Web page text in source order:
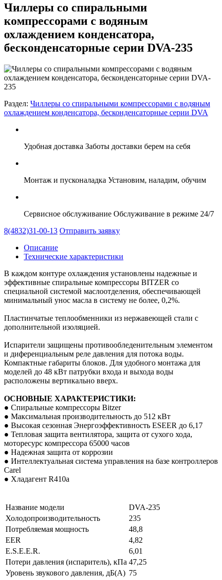
Чиллеры со спиральными
компрессорами с водяным
охлаждением конденсатора,
бесконденсаторные серии DVA-235
Раздел: Чиллеры со спиральными компрессорами с водяным
охлаждением конденсатора, бесконденсаторные серии DVA
Удобная доставка Заботы доставки берем на себя
Монтаж и пусконаладка Установим, наладим, обучим
Сервисное обслуживание Обслуживание в режиме 24/7
8(4832)31-00-13 Отправить заявку
Описание
Технические характеристики
В каждом контуре охлаждения установлены надежные и
эффективные спиральные компрессоры BITZER со
специальной системой маслоотделения, обеспечивающей
минимальный унос масла в систему не более, 0,2%.
Пластинчатые теплообменники из нержавеющей стали с
дополнительной изоляцией.
Испарители защищены противообледенительным элементом
и диференциальным реле давления для потока воды.
Компактные габариты блоков. Для удобного монтажа для
моделей до 48 кВт патрубки входа и выхода воды
расположены вертикально вверх.
ОСНОВНЫЕ ХАРАКТЕРИСТИКИ:
● Спиральные компрессоры Bitzer
● Максимальная производительность до 512 кВт
● Высокая сезонная Энергоэффективность ESEER до 6,17
● Тепловая защита вентилятора, защита от сухого хода,
моторесурс компрессора 65000 часов
● Надежная защита от коррозии
● Интеллектуальная система управления на базе контроллеров
Carel
● Хладагент R410a
Название модели
DVA-235
Холодопроизводительность
235
Потребляемая мощность
48,8
EER
4,82
E.S.E.E.R.
6,01
Потери давления (испаритель), кПа 47,25
Уровень звукового давления, дБ(А) 75